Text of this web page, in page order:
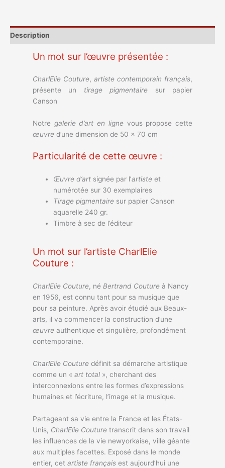
Description
Un mot sur l’œuvre présentée :
CharlElie Couture, artiste contemporain français,
présente un tirage pigmentaire sur papier
Canson
Notre galerie d’art en lignevous propose cette
œuvre d’une dimension de 50 x 70 cm
Particularité de cette œuvre :
Œuvre d’art signée par l’artiste et
numérotée sur 30 exemplaires
Tirage pigmentaire sur papier Canson
aquarelle 240 gr.
Timbre à sec de l’éditeur
Un mot sur l’artiste CharlElie
Couture :
CharlElie Couture, né Bertrand Couture à Nancy
en 1956, est connu tant pour sa musique que
pour sa peinture. Après avoir étudié aux Beaux-
arts, il va commencer la construction d’une
œuvre authentique et singulière, profondément
contemporaine.
CharlElie Couture définit sa démarche artistique
comme un « art total », cherchant des
interconnexions entre les formes d’expressions
humaines et l’écriture, l’image et la musique.
Partageant sa vie entre la France et les États-
Unis, CharlElie Couture transcrit dans son travail
les influences de la vie newyorkaise, ville géante
aux multiples facettes. Exposé dans le monde
entier, cet artiste français est aujourd’hui une